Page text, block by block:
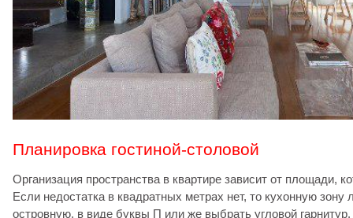
Планировка гостиной-столовой
Организация пространства в квартире зависит от площади,
Если недостатка в квадратных метрах нет, то кухонную зону
островную, в виде буквы П или же выбрать угловой